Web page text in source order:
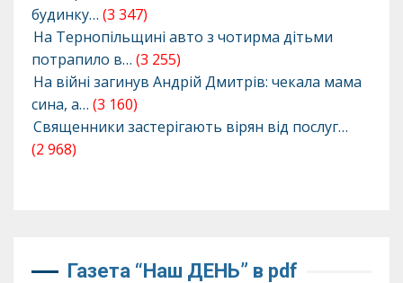
будинку… (3 347)
На Тернопільщині авто з чотирма дітьми
потрапило в… (3 255)
На війні загинув Андрій Дмитрів: чекала мама
сина, а… (3 160)
Священники застерігають вірян від послуг…
(2 968)
Газета “Наш ДЕНЬ” в pdf